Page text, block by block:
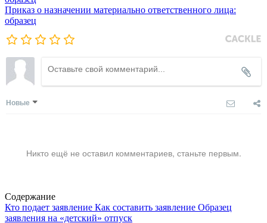
Приказ о назначении материально ответственного лица:
образец
Новые
Никто ещё не оставил комментариев, станьте первым.
Содержание
Кто подает заявление Как составить заявление Образец
заявления на «детский» отпуск